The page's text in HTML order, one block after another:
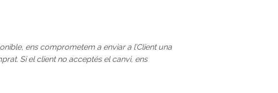
ens comprometem a enviar a l’Client una
Si el client no acceptés el canvi, ens